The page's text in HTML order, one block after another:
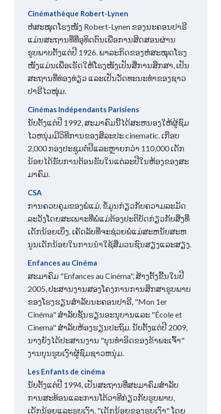
Cinémathèque Robert-Lynen
ຫໍສະໝຸດໂຮງໜັງ Robert-Lynen ຂອງນະຄອນປາຣີ
ແມ່ນສະຖານທີ່ທີ່ອຸທິດຕົນເພື່ອການສິດສອນຜ່ານ
ຮູບພາບຕັ້ງແຕ່ປີ 1926. ພາລະກິດຂອງຫໍສະໝຸດໂຮງ
ໜັງແມ່ນເພື່ອເຮັດໃຫ້ໂຮງໜັງເປັນສື່ການສຶກສາ, ເປັນ
ສະຖານທີ່ທ່ອງທ່ຽວ ແລະເປັນວັດທະນະທຳຂອງຊາວ
ປາຣີໄວໜຸ່ມ.
Cinémas Indépendants Parisiens
ນັບ​ຕັ້ງ​ແຕ່​ປີ 1992​, ສະ​ມາ​ຄົມ​ນີ້​ໄດ້​ສະ​ຫນອງ​ໃຫ້​ຜູ້​ຊົມ​
ໄວ​ຫນຸ່ມ​ມີ​ວິ​ທີ​ການ​ຂອງ​ສິ​ລະ​ປະ cinematic​. ເກືອບ
2,000 ກອງ​ປະ​ຊຸມ​ຕໍ່​ປີ​ແລະ​ຫຼາຍ​ກວ່າ 110,000 ເດັກ​
ນ້ອຍ​ໄດ້​ຮັບ​ການ​ຕ້ອນ​ຮັບ​ໃນ​ແຕ່​ລະ​ປີ​ໃນ​ຫ້ອງ​ຂອງ​ສະ​
ມາ​ຄົມ​.
CSA
ການຄວບຄຸມຂອງພໍ່ແມ່. ຂໍ້ມູນກ່ຽວກັບຄວາມລະມັດ
ລະວັງໂດຍສະເພາະທີ່ພໍ່ແມ່ຕ້ອງປະຕິບັດກ່ຽວກັບສິ່ງທີ່
ເດັກນ້ອຍເບິ່ງ. ເຄັດ​ລັບ​ທີ່​ຈະ​ຊ່ວຍ​ພໍ່​ແມ່​ສະ​ຫນັບ​ສະ​ຫ
ນູນ​ເດັກ​ນ້ອຍ​ໃນ​ການ​ນໍາ​ໃຊ້​ສື່​ມວນ​ຊົນ​ສຽງ​ແລະ​ສຽງ​.
Enfances au Cinéma
ສະມາຄົມ "Enfances au Cinéma", ສ້າງຕັ້ງຂື້ນໃນປີ
2005, ປະສານງານສອງໂຄງການການສຶກສາຮູບພາບ
ຂອງໂຮງຮຽນສໍາລັບນະຄອນປາຣີ, "Mon 1er
Cinéma" ສໍາລັບຊັ້ນຮຽນອະນຸບານແລະ "École et
Cinema" ສໍາລັບຫ້ອງຮຽນປະຖົມ. ນັບ​ຕັ້ງ​ແຕ່​ປີ 2009​,
ນາງ​ຍັງ​ໄດ້​ປະ​ສານ​ງານ "ບຸນ​ທໍາ​ອິດ​ຂອງ​ຂ້າ​ພະ​ເຈົ້າ​"
ງານ​ບຸນ​ຮູບ​ເງົາ​ຜູ້​ຊົມ​ຊາວ​ຫນຸ່ມ​.
Les Enfants de cinéma
ນັບຕັ້ງແຕ່ປີ 1994, ເປັນສະຖານທີ່ສະມາຄົມສໍາລັບ
ການສະທ້ອນແລະການໂຕ້ວາທີກ່ຽວກັບຮູບພາບ,
ເດັກນ້ອຍແລະຮູບເງົາ. "ເດັກນ້ອຍຂອງຮູບເງົາ" ໂດຍ